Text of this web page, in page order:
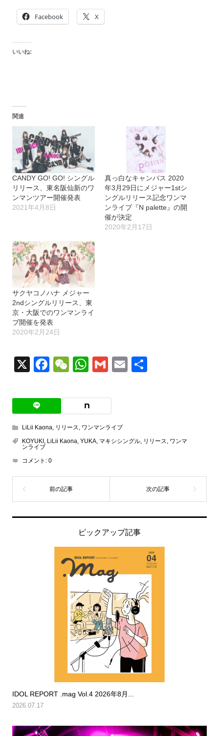
Facebook X
いいね:
関連
CANDY GO! GO! シングル
リリース、東名阪仙新のワ
ンマンツアー開催発表
2021年4月8日
真っ白なキャンバス 2020
年3月29日にメジャー1stシ
ングルリリース記念ワンマ
ンライブ『N palette』の開
催が決定
2020年2月17日
サクヤコノハナ メジャー
2ndシングルリリース、東
京・大阪でのワンマンライ
ブ開催を発表
2020年2月24日
X Facebook
WeChat
WhatsApp
GmailEmail
LiLii Kaona, リリース, ワンマンライブ
KOYUKI , LiLii Kaona, YUKA, マキシシングル, リリース, ワンマ
ンライブ
コメント: 0
ピックアップ記事
IDOL REPORT .mag Vol.4 2026年8月...
2026.07.17